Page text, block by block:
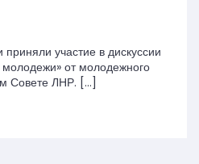
участие в дискуссии
от молодежного
Совете ЛНР. […]